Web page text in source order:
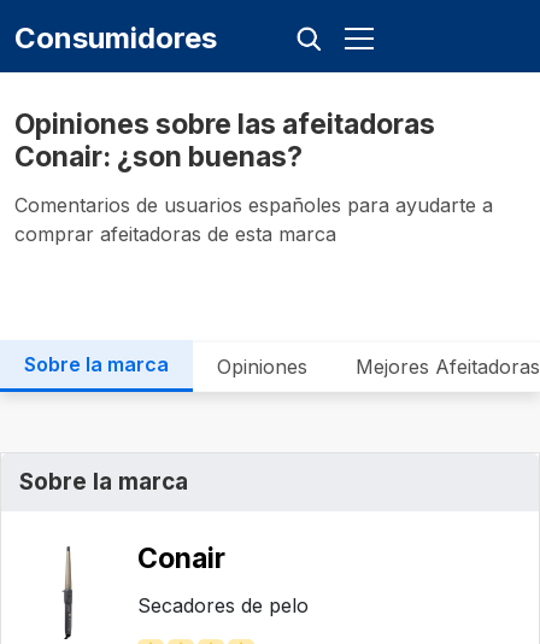
Consumidores
Opiniones sobre las afeitadoras
Conair: ¿son buenas?
Comentarios de usuarios españoles para ayudarte a
comprar afeitadoras de esta marca
Sobre la marca Opiniones Mejores
Sobre la marca
Conair
Secadores de pelo